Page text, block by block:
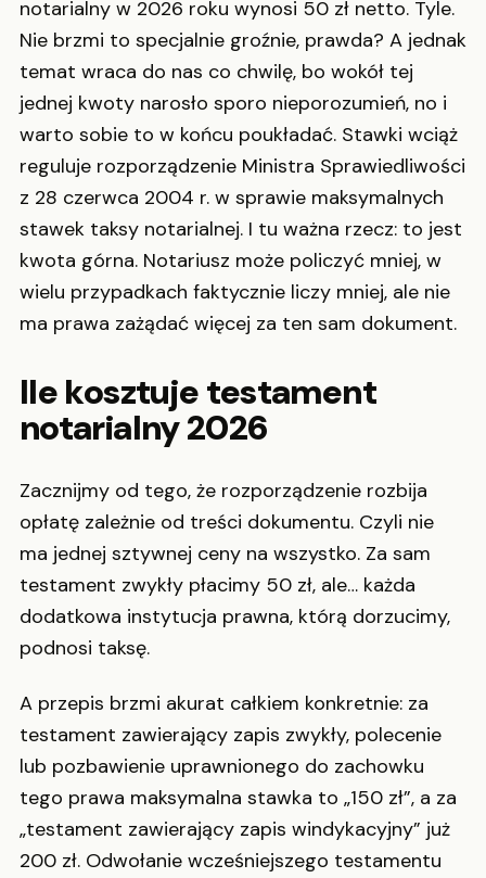
notarialny w 2026 roku wynosi 50 zł netto. Tyle.
Nie brzmi to specjalnie groźnie, prawda? A jednak
temat wraca do nas co chwilę, bo wokół tej
jednej kwoty narosło sporo nieporozumień, no i
warto sobie to w końcu poukładać. Stawki wciąż
reguluje rozporządzenie Ministra Sprawiedliwości
z 28 czerwca 2004 r. w sprawie maksymalnych
stawek taksy notarialnej. I tu ważna rzecz: to jest
kwota górna. Notariusz może policzyć mniej, w
wielu przypadkach faktycznie liczy mniej, ale nie
ma prawa zażądać więcej za ten sam dokument.
Ile kosztuje testament
notarialny 2026
Zacznijmy od tego, że rozporządzenie rozbija
opłatę zależnie od treści dokumentu. Czyli nie
ma jednej sztywnej ceny na wszystko. Za sam
testament zwykły płacimy 50 zł, ale… każda
dodatkowa instytucja prawna, którą dorzucimy,
podnosi taksę.
A przepis brzmi akurat całkiem konkretnie: za
testament zawierający zapis zwykły, polecenie
lub pozbawienie uprawnionego do zachowku
tego prawa maksymalna stawka to „150 zł”, a za
„testament zawierający zapis windykacyjny” już
200 zł. Odwołanie wcześniejszego testamentu